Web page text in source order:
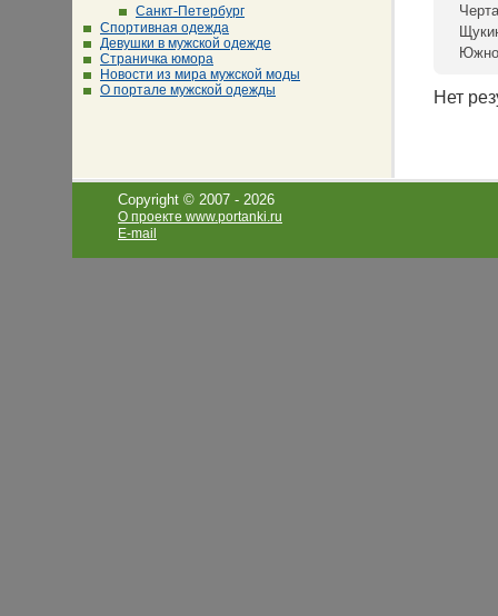
Санкт-Петербург
Спортивная одежда
Девушки в мужской одежде
Страничка юмора
Новости из мира мужской моды
О портале мужской одежды
Нет
Copyright © 2007 - 2026
О проекте www.portanki.ru
E-mail